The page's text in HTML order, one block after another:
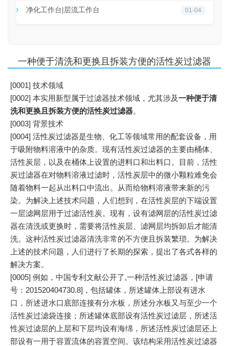
净化工作台|层流工作台 01-04
一种便于清洗和更换且拆装方便的活性炭过滤器
[0001] 技术领域
[0002] 本实用新型属于过滤器技术领域，尤其涉及一种便于清
洗和更换且拆装方便的活性炭过滤器。
[0003] 背景技术
[0004] 活性炭过滤器是生物、化工等领域常用的配套设备，用
于吸附物料溶液中的杂质。现有活性炭过滤器的主要由桶体、
活性炭层，以及在桶体上设置的进料口和出料口。目前，活性
炭过滤器在对物料溶液过滤时，活性炭层中的微小颗粒难免会
随着物料一起从出料口中流出。从而给物料溶液带来新的污
染。为解决上述技术问题，人们想到，在活性炭层的下端设置
一层滤网层用于过滤活性炭。现有，设有滤网层的活性炭过滤
器在清洗或更换时，需要将活性炭层、滤网层均拆卸后才能清
洗。这种活性炭过滤器清洗非常的不方便且拆装繁琐。为解决
上述的技术问题，人们进行了长期的探索，提出了各式各样的
解决方案。
[0005] 例如，中国专利文献公开了,一种活性炭过滤器，[申请
号：201520404730.8]，包括罐体，所述罐体上部设有进水
口，所述进水口底部连接有分水板，所述分水板又与至少一个
活性炭过滤袋连接；所述罐体底部设有活性炭过滤层，所述活
性炭过滤层的上层和下层均设有海绵，所述活性炭过滤层还上
部设有一用于容置流体的容置空间。该结构采用活性炭过滤器